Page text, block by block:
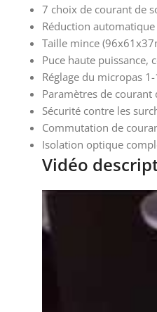
7 choix de courant de
Réduction
Taille mince
Puce haute puissance,
Réglage du micropas
Paramètres de courant
Sécurité contre les
Commutation de
Isolation optique
Vidéo